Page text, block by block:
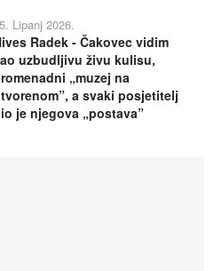
Lipanj 2026.
Radek - Čakovec vidim
uzbudljivu živu kulisu,
„muzej na
a svaki posjetitelj
je njegova „postava”